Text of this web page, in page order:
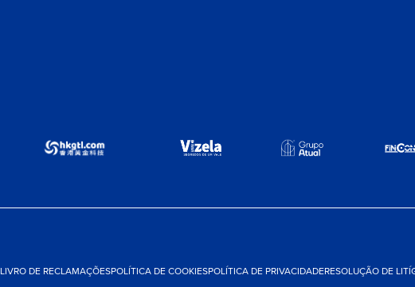
LIVRO DE RECLAMAÇÕESPOLÍTICA DE COOKIESPOLÍTICA DE PRIVACIDADERESOLUÇÃO DE